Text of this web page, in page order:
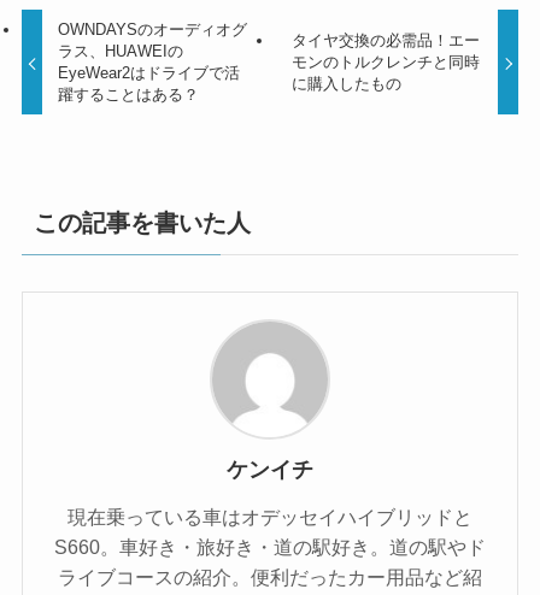
OWNDAYSのオーディオグ
ラス、HUAWEIの
EyeWear2はドライブで活
躍することはある？
タイヤ交換の必需品！エー
モンのトルクレンチと同時
に購入したもの
この記事を書いた人
ケンイチ
現在乗っている車はオデッセイハイブリッドと
S660。車好き・旅好き・道の駅好き。道の駅やド
ライブコースの紹介。便利だったカー用品など紹